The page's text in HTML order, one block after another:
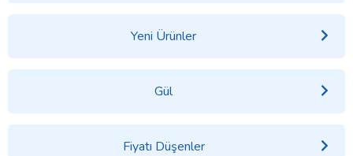
Yeni Ürünler
Gül
Fiyatı Düşenler